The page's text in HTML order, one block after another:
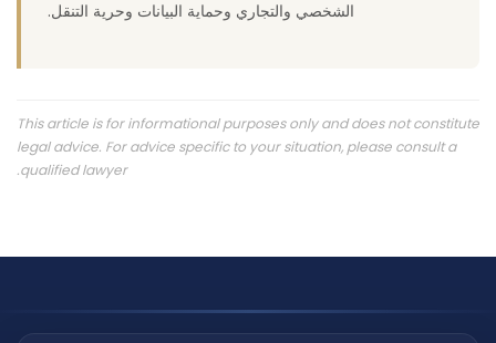
الشخصي والتجاري وحماية البيانات وحرية التنقل.
This article is for informational purposes only and does not constitute
legal advice. For advice specific to your situation, please consult a
qualified lawyer.